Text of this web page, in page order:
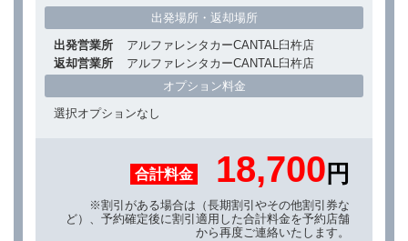
出発場所・返却場所
出発営業所
アルファレンタカーCANTAL臼杵店
返却営業所
アルファレンタカーCANTAL臼杵店
オプション料金
選択オプションなし
合計料金 18,700 円
※割引がある場合は（長期割引やその他割引券な
ど）、予約確定後に割引適用した合計料金を予約店舗
から再度ご連絡いたします。